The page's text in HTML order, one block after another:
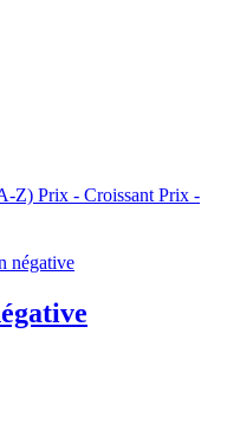
Z) Prix - Croissant Prix -